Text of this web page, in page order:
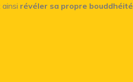
révéler sa propre bouddhéité